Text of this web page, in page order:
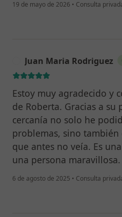
19 de mayo de 2026 • Consulta
Juan Maria Rodriguez
Estoy muy agradecido y
de Roberta. Gracias a
cercanía no solo he
problemas, sino
que antes no veía. Es
una persona maravillosa.
6 de agosto de 2025 • Consulta